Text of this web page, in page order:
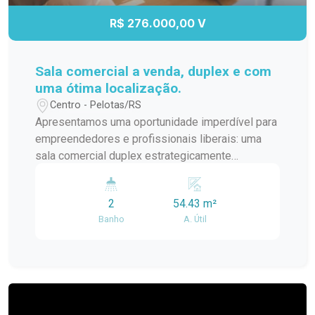
excelente espaço comercial!
R$ 276.000,00 V
Sala comercial a venda, duplex e com
uma ótima localização.
Centro - Pelotas/RS
Apresentamos uma oportunidade imperdível para
empreendedores e profissionais liberais: uma
sala comercial duplex estrategicamente
metros do Calçadão e da Avenida Bento
Gonçalves. Este espaço foi projetado para
oferecer funcionalidade e conforto, sendo ideal
2
Banho
54.43 m²
A. Útil